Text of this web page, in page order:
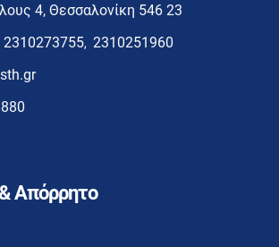
4, Θεσσαλονίκη 546 23
2310273755, 2310251960
Απόρρητο